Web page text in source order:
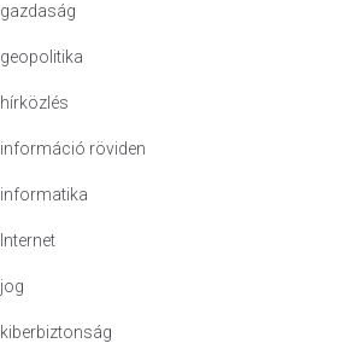
gazdaság
geopolitika
hírközlés
információ röviden
informatika
Internet
jog
kiberbiztonság